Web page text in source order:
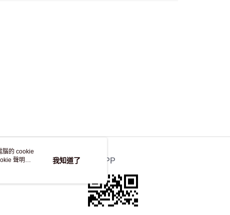
官方APP
腦的 cookie
聲明使
我知道了